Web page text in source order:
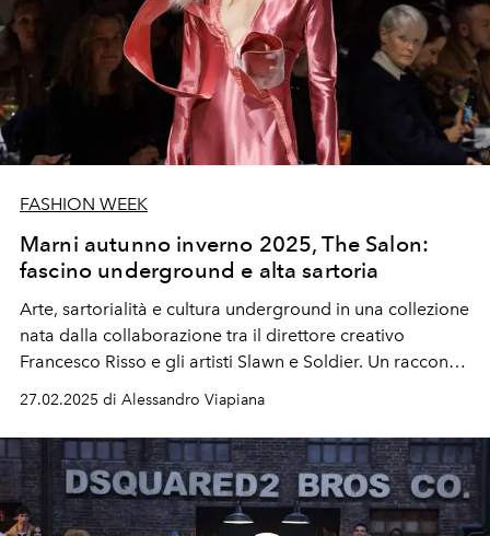
FASHION WEEK
Marni autunno inverno 2025, The Salon:
fascino underground e alta sartoria
Arte, sartorialità e cultura underground in una collezione
nata dalla collaborazione tra il direttore creativo
Francesco Risso e gli artisti Slawn e Soldier. Un racconto
di trasformazione e sperimentazione creativa.
27.02.2025 di Alessandro Viapiana